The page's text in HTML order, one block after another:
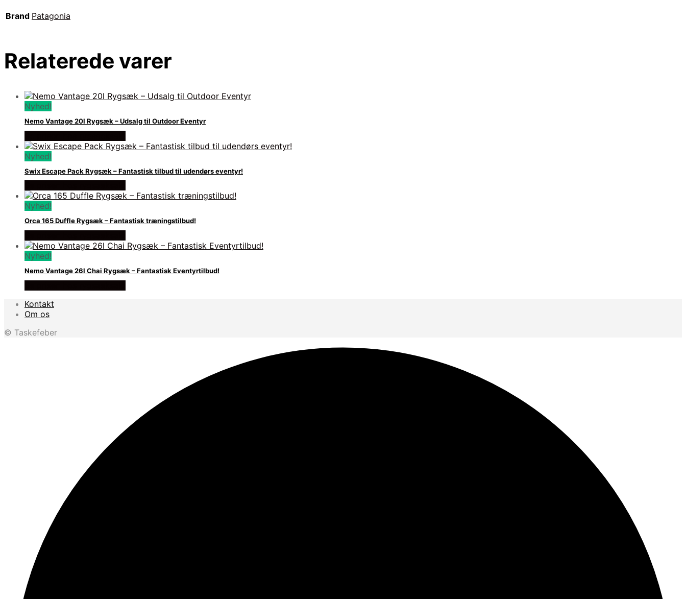
Brand Patagonia
Relaterede varer
Nyhed!
Nemo Vantage 20l Rygsæk – Udsalg til Outdoor Eventyr
Nyhed!
Swix Escape Pack Rygsæk – Fantastisk tilbud til udendørs eventyr!
Nyhed!
Orca 165 Duffle Rygsæk – Fantastisk træningstilbud!
Nyhed!
Nemo Vantage 26l Chai Rygsæk – Fantastisk Eventyrtilbud!
Kontakt
Om os
© Taskefeber